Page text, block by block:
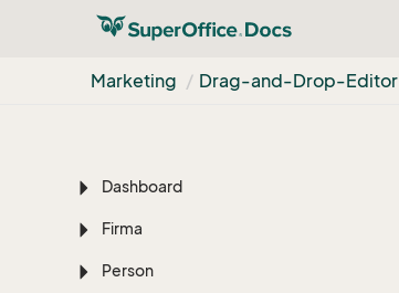
Marketing Drag-and-Drop-Editor
Einführung
Dashboard
Firma
Person